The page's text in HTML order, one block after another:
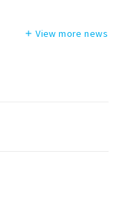
add View more news